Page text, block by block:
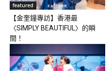
featured
【金奎鐘專訪】香港最
〈SIMPLY BEAUTIFUL〉的瞬
間！